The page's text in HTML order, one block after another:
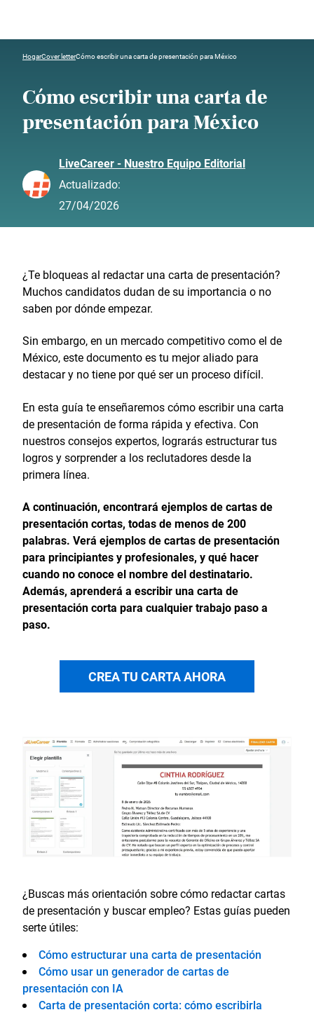
HogarCover letterCómo escribir una carta de presentación para México
Cómo escribir una carta de
presentación para México
LiveCareer - Nuestro Equipo Editorial
Actualizado:
27/04/2026
¿Te bloqueas al redactar una carta de presentación?
Muchos candidatos dudan de su importancia o no
saben por dónde empezar.
Sin embargo, en un mercado competitivo como el de
México, este documento es tu mejor aliado para
destacar y no tiene por qué ser un proceso difícil.
En esta guía te enseñaremos cómo escribir una carta
de presentación de forma rápida y efectiva. Con
nuestros consejos expertos, lograrás estructurar tus
logros y sorprender a los reclutadores desde la
primera línea.
A continuación, encontrará ejemplos de cartas de
presentación cortas, todas de menos de 200
palabras. Verá ejemplos de cartas de presentación
para principiantes y profesionales, y qué hacer
cuando no conoce el nombre del destinatario.
Además, aprenderá a escribir una carta de
presentación corta para cualquier trabajo paso a
paso.
CREA TU CARTA AHORA
¿Buscas más orientación sobre cómo redactar cartas
de presentación y buscar empleo? Estas guías pueden
serte útiles:
Cómo estructurar una carta de presentación
Cómo usar un generador de cartas de
presentación con IA
Carta de presentación corta: cómo escribirla